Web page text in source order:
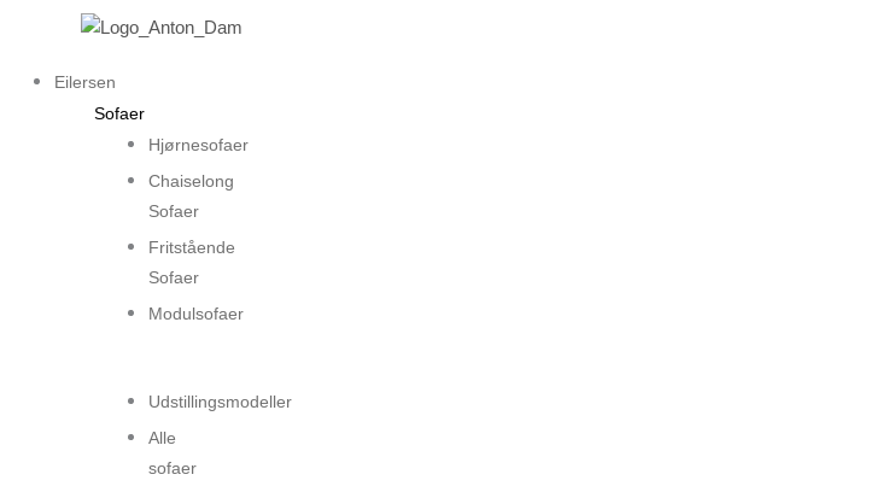
Eilersen
Sofaer
Hjørnesofaer
Chaiselong
Sofaer
Fritstående
Sofaer
Modulsofaer
Udstillingsmodeller
Alle
sofaer